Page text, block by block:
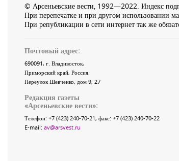
© Арсеньевские вести, 1992—2022. Индекс
При перепечатке и при другом использовании
При републикации в сети интернет так же
Почтовый адрес:
690091, г. Владивосток,
Приморский край, Россия.
Переулок Шевченко, дом 9, 27
Редакция газеты
«Арсеньевские вести»:
Телефон: +7 (423) 240-70-21, факс: +7 (423) 240-70-22
E-mail: av@arsvest.ru